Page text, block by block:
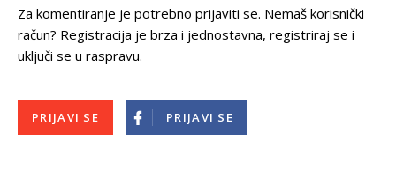
Za komentiranje je potrebno prijaviti se. Nemaš korisnički
račun? Registracija je brza i jednostavna, registriraj se i
uključi se u raspravu.
PRIJAVI SE PRIJAVI SE